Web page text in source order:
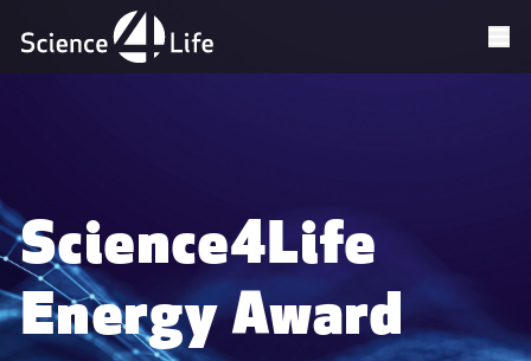
Science4Life
Energy Award